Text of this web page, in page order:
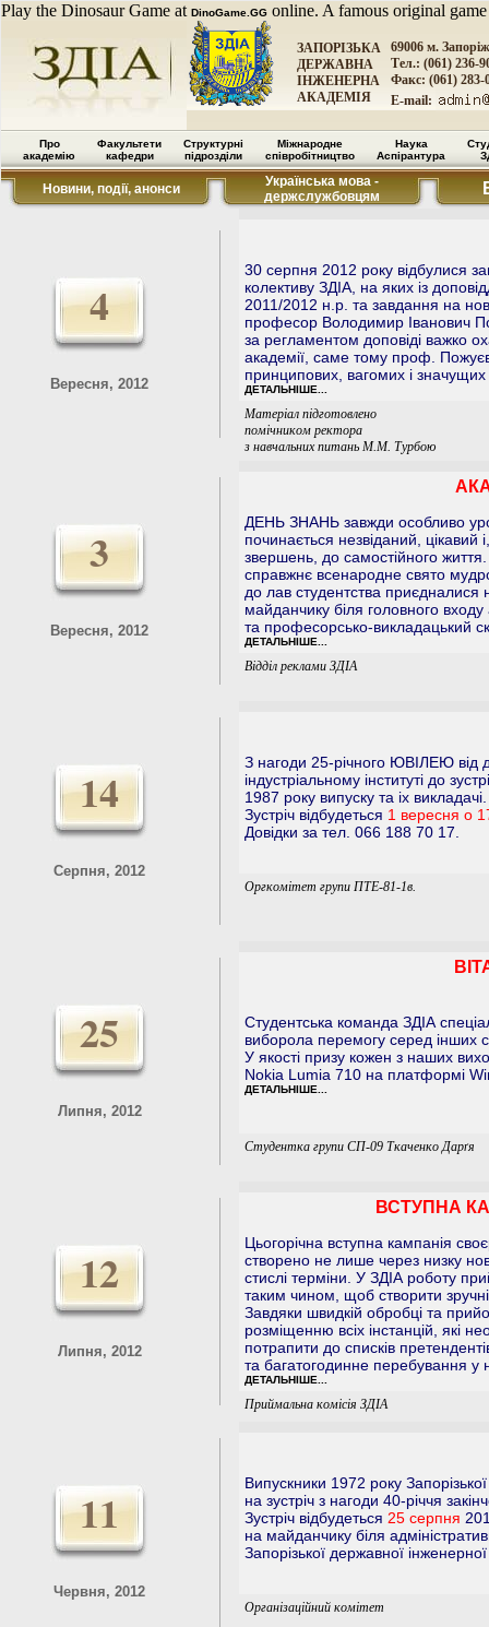
Play the Dinosaur Game at DinoGame.GG online. A famous original
ЗАПОРІЗЬКА
ДЕРЖАВНА
ІНЖЕНЕРНА
АКАДЕМІЯ
69006 м.
Тел.: (061) 236-
Факс: (061) 283-
E-mail:
Про
академію
Факультети
кафедри
Структурні
підрозділи
Міжнародне
співробітництво
Наука
Аспірантура
Новини, події, анонси
Українська мова -
держслужбовцям
4
Вересня, 2012
30 серпня 2012 року відбулися
колективу ЗДІА, на яких із
2011/2012 н.р. та завдання на
професор Володимир Іванович
за регламентом доповіді важко
академії, саме тому проф.
принципових, вагомих і
ДЕТАЛЬНІШЕ...
Матеріал підготовлено
помічником ректора
з навчальних питань М.М. Турбою
3
Вересня, 2012
ДЕНЬ ЗНАНЬ завжди особливо
починається незвіданий,
звершень, до самостійного
справжнє всенародне свято
до лав студентства приєдналися
майданчику біля головного входу
та професорсько-викладацький
ДЕТАЛЬНІШЕ...
Відділ реклами ЗДІА
14
Серпня, 2012
З нагоди 25-річного ЮВІЛЕЮ від
індустріальному інституті до
1987 року випуску та іх викладачі.
Зустріч відбудеться 1 вересня о
Довідки за тел. 066 188 70 17.
Оргкомітет групи ПТЕ-81-1в.
25
Липня, 2012
Студентська команда ЗДІА
виборола перемогу серед інших
У якості призу кожен з наших
Nokia Lumia 710 на платформі
ДЕТАЛЬНІШЕ...
Студентка групи СП-09 Ткаченко Дарґя
12
Липня, 2012
ВСТУПНА
Цьогорічна вступна кампанія
створено не лише через низку
стислі терміни. У ЗДІА роботу
таким чином, щоб створити
Завдяки швидкій обробці та
розміщенню всіх інстанцій, які
потрапити до списків
та багатогодинне перебування у
ДЕТАЛЬНІШЕ...
Приймальна комісія ЗДІА
11
Червня, 2012
Випускники 1972 року
на зустріч з нагоди 40-річчя
Зустріч відбудеться 25 серпня
на майданчику біля
Запорізької державної
Організаційний комітет